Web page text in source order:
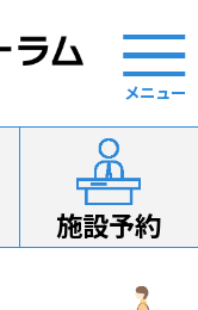
施設予約